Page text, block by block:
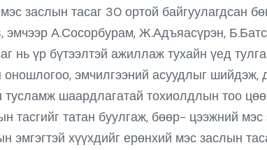
заслын тасаг 30 ортой байгуулагдсан
А.Сосорбурам, Ж.Адъяасүрэн,
нь үр бүтээлтэй ажиллаж тухайн үед
оношлогоо, эмчилгээний асуудлыг
тусламж шаардлагатай тохиолдлын тоо
тасгийг татан буулгаж, бөөр- цээжний
хүүхдийг ерөнхий мэс заслын